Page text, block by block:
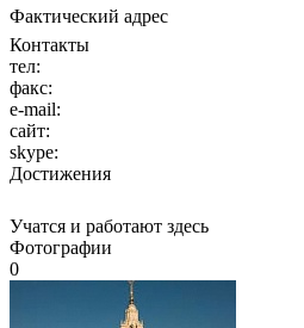
Фактический адрес
Контакты
тел:
факс:
e-mail:
сайт:
skype:
Достижения
Учатся и работают здесь
Фотографии
0